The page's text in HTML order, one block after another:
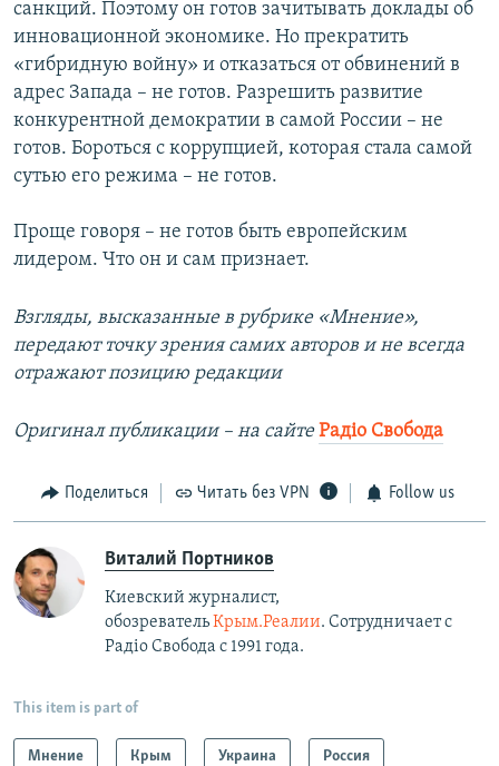
санкций. Поэтому он готов зачитывать доклады об
инновационной экономике. Но прекратить
«гибридную войну» и отказаться от обвинений в
адрес Запада – не готов. Разрешить развитие
конкурентной демократии в самой России – не
готов. Бороться с коррупцией, которая стала самой
сутью его режима – не готов.
Проще говоря – не готов быть европейским
лидером. Что он и сам признает.
Взгляды, высказанные в рубрике «Мнение»,
передают точку зрения самих авторов и не всегда
отражают позицию редакции
Оригинал публикации – на сайтеРадіо Свобода
Поделиться Читать без VPN Follow us
Виталий Портников
Киевский журналист,
обозревательКрым.Реалии. Сотрудничает с
Радiо Свобода с 1991 года.
This item is part of
Мнение Крым Украина Россия